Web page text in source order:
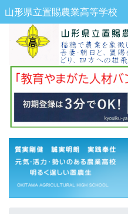
山形県立置賜農業高等学校